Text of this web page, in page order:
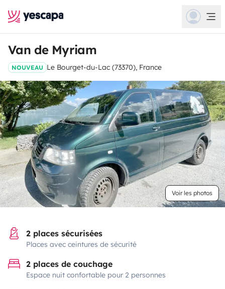
Van de Myriam
NOUVEAU Le Bourget-du-Lac (73370), France
Voir les photos
2 places sécurisées
Places avec ceintures de sécurité
2 places de couchage
Espace nuit confortable pour 2 personnes